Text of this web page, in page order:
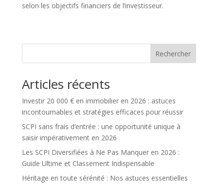
selon les objectifs financiers de l’investisseur.
Rechercher
Articles récents
Investir 20 000 € en immobilier en 2026 : astuces
incontournables et stratégies efficaces pour réussir
SCPI sans frais d’entrée : une opportunité unique à
saisir impérativement en 2026
Les SCPI Diversifiées à Ne Pas Manquer en 2026 :
Guide Ultime et Classement Indispensable
Héritage en toute sérénité : Nos astuces essentielles